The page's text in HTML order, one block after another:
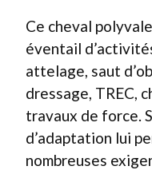
Ce cheval
éventail
attelage, saut
dressage, TREC,
travaux de force.
d’adaptation lui
nombreuses